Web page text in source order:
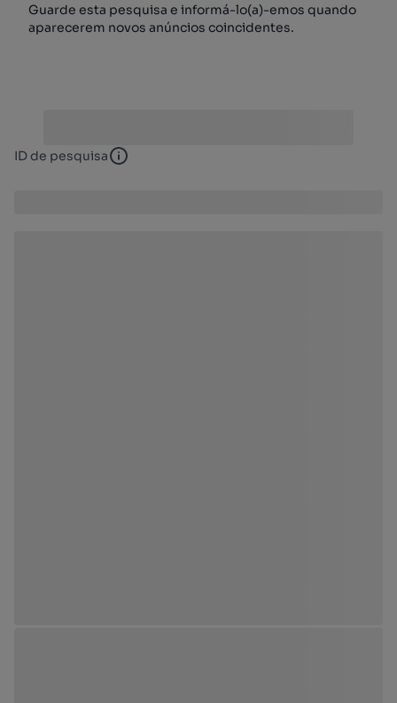
Guarde esta pesquisa e informá-lo(a)-emos quando
aparecerem novos anúncios coincidentes.
ID de pesquisa ID de pesquisa